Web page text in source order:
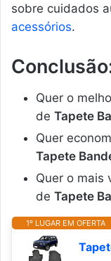
sobre cuidados
acessórios.
Quer o
de Tapete
Quer
Tapete
Quer o mais
de Tapete
1º LUGAR EM OFERTA